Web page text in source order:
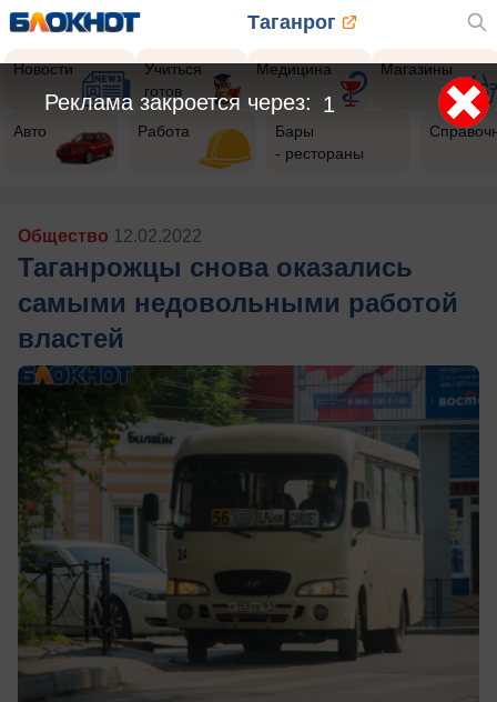
Таганрог
Новости
Учиться
готов
Медицина Магазины
Авто Работа
Бары
- рестораны
Общество 12.02.2022
Таганрожцы снова оказались
самыми недовольными работой
властей